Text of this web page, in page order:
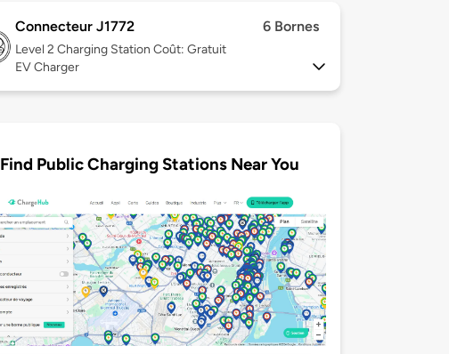
Connecteur J1772 6 Bornes
Level 2 Charging Station Coût: Gratuit
EV Charger
Find Public Charging Stations Near You